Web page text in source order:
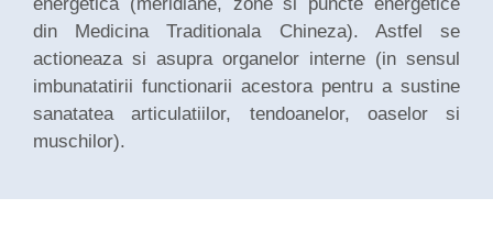
din Medicina Traditionala Chineza). Astfel se
actioneaza si asupra organelor interne (in sensul
imbunatatirii functionarii acestora pentru a sustine
sanatatea articulatiilor, tendoanelor, oaselor si
muschilor).